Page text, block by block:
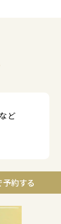
ど
約する